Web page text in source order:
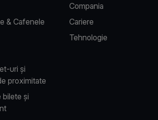
& Cafenele
uri și
proximitate
bilete și
Compania
Cariere
Tehnologie